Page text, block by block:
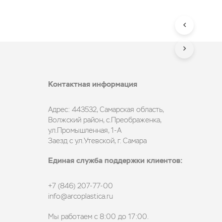
Контактная информация
Адрес: 443532, Самарская область,
Волжский район, с.Преображенка,
ул.Промышленная, 1-А
Заезд с ул.Утевской, г. Самара
Единая служба поддержки клиентов:
+7 (846) 207-77-00
info@arcoplastica.ru
Мы работаем с 8:00 до 17:00.